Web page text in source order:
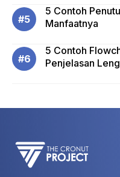
5 Contoh
Manfaatnya
5 Contoh
Penjelasan